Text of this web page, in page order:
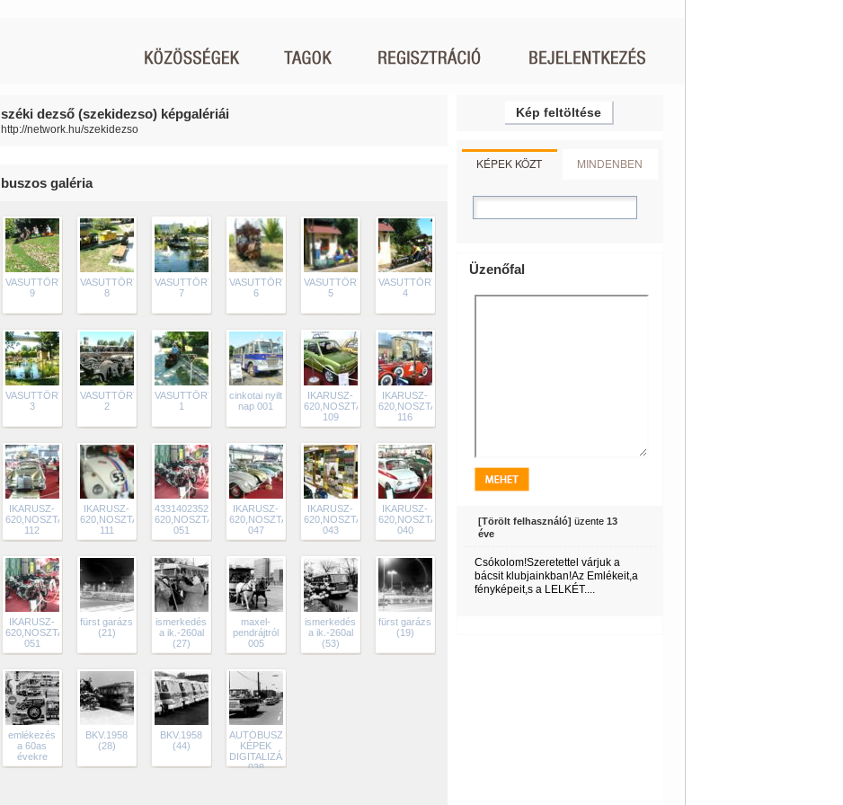
széki dezső (szekidezso) képgalériái
http://network.hu/szekidezso
buszos galéria
VASUTTŐRTÉNELEM
9
VASUTTŐRTÉNELEM
8
VASUTTŐRTÉNELEM
7
VASUTTŐRTÉNELEM
6
VASUTTŐRTÉNELEM
5
VASUTTŐRTÉNELEM
4
VASUTTŐRTÉNELEM
3
VASUTTŐRTÉNELEM
2
VASUTTŐRTÉNELEM
1
cinkotai nyilt
nap 001
IKARUSZ-
620,NOSZTALGIA
109
IKARUSZ-
620,NOSZTALGIA
116
IKARUSZ-
620,NOSZTALGIA
112
IKARUSZ-
620,NOSZTALGIA
111
4331402352_IKARUSZ-
620,NOSZTALGIA
051
IKARUSZ-
620,NOSZTALGIA
047
IKARUSZ-
620,NOSZTALGIA
043
IKARUSZ-
620,NOSZTALGIA
040
IKARUSZ-
620,NOSZTALGIA
051
fürst garázs
(21)
ismerkedés
a ik.-260al
(27)
maxel-
pendrájtról
005
ismerkedés
a ik.-260al
(53)
fürst garázs
(19)
emlékezés
a 60as
évekre
BKV.1958
(28)
BKV.1958
(44)
AUTÓBUSZOS
KÉPEK
DIGITALIZÁLVA
038
Kép feltöltése
KÉPEK KÖZT MINDENBEN
Üzenőfal
[Törölt felhasználó] üzente 13
éve
Csókolom!Szeretettel várjuk a
bácsit klubjainkban!Az Emlékeit,a
fényképeit,s a LELKÉT....